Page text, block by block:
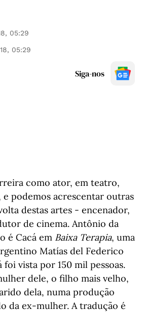
05:29
05:29
Siga-nos
como ator, em teatro,
e podemos acrescentar outras
destas artes - encenador,
de cinema. Antônio da
é Cacá em Baixa Terapia, uma
Matías del Federico
foi vista por 150 mil pessoas.
dele, o filho mais velho,
dela, numa produção
da ex-mulher. A tradução é